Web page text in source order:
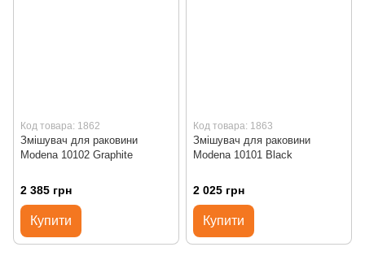
Код товара: 1862
Змішувач для раковини
Modena 10102 Graphite
2 385 грн
Купити
Код товара: 1863
Змішувач для раковини
Modena 10101 Black
2 025 грн
Купити